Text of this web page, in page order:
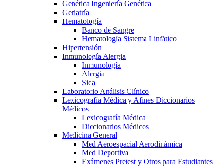
Genética Ingeniería Genética
Geriatría
Hematología
Banco de Sangre
Hematología Sistema Linfático
Hipertensión
Inmunología Alergia
Inmunología
Alergia
Sida
Laboratorio Análisis Clínico
Lexicografía Médica y Afines Diccionarios
Médicos
Lexicografía Médica
Diccionarios Médicos
Medicina General
Med Aeroespacial Aerodinámica
Med Deportiva
Exámenes Pretest y Otros para Estudiantes